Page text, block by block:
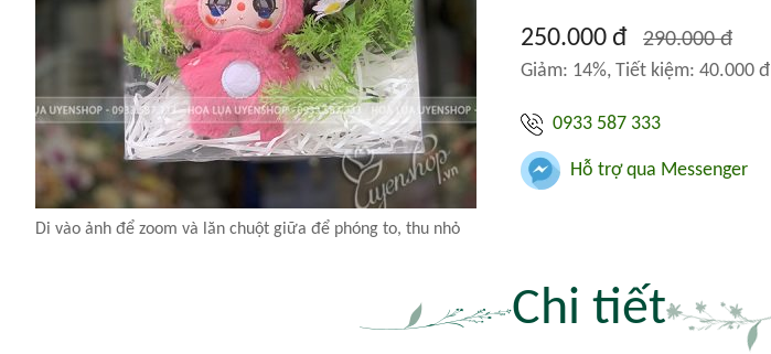
Di vào ảnh để zoom và lăn chuột giữa để phóng to, thu nhỏ
250.000 đ 290.000 đ
Giảm: 14%, Tiết kiệm: 40.000 đ
0933 587 333
Hỗ trợ qua Messenger
Chi tiết